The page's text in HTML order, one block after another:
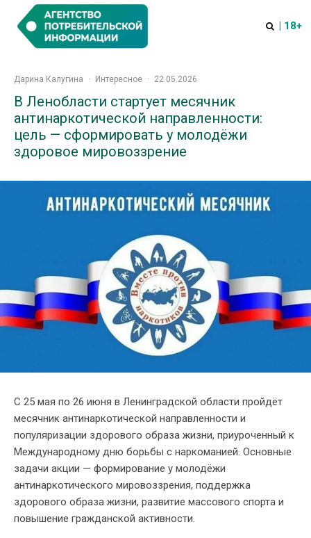
| 18+
Дарина Калугина · Интересное · 22.05.2026
В Ленобласти стартует месячник
антинаркотической направленности:
цель — сформировать у молодёжи
здоровое мировоззрение
С 25 мая по 26 июня в Ленинградской области пройдёт
месячник антинаркотической направленности и
популяризации здорового образа жизни, приуроченный к
Международному дню борьбы с наркоманией. Основные
задачи акции — формирование у молодёжи
антинаркотического мировоззрения, поддержка
здорового образа жизни, развитие массового спорта и
повышение гражданской активности.